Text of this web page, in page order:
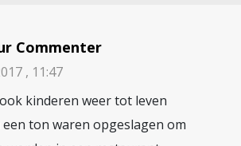
Commenter
, 11:47
kinderen weer tot leven
ton waren opgeslagen om